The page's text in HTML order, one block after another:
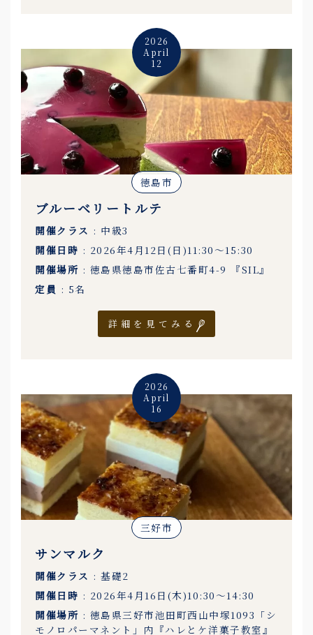
2026
April
12
徳島市
ブルーベリートルテ
開催クラス : 中級3
開催日時 : 2026年4月12日(日)11:30〜15:30
開催場所 : 徳島県徳島市佐古七番町4-9 『SIL』
定員 : 5名
詳細を見てみる
2026
April
16
三好市
サンマルク
開催クラス : 基礎2
開催日時 : 2026年4月16日(木)10:30〜14:30
開催場所 : 徳島県三好市池田町西山中塚1093「シ
モノロパーマネント」内『ハレとケ洋菓子教室』